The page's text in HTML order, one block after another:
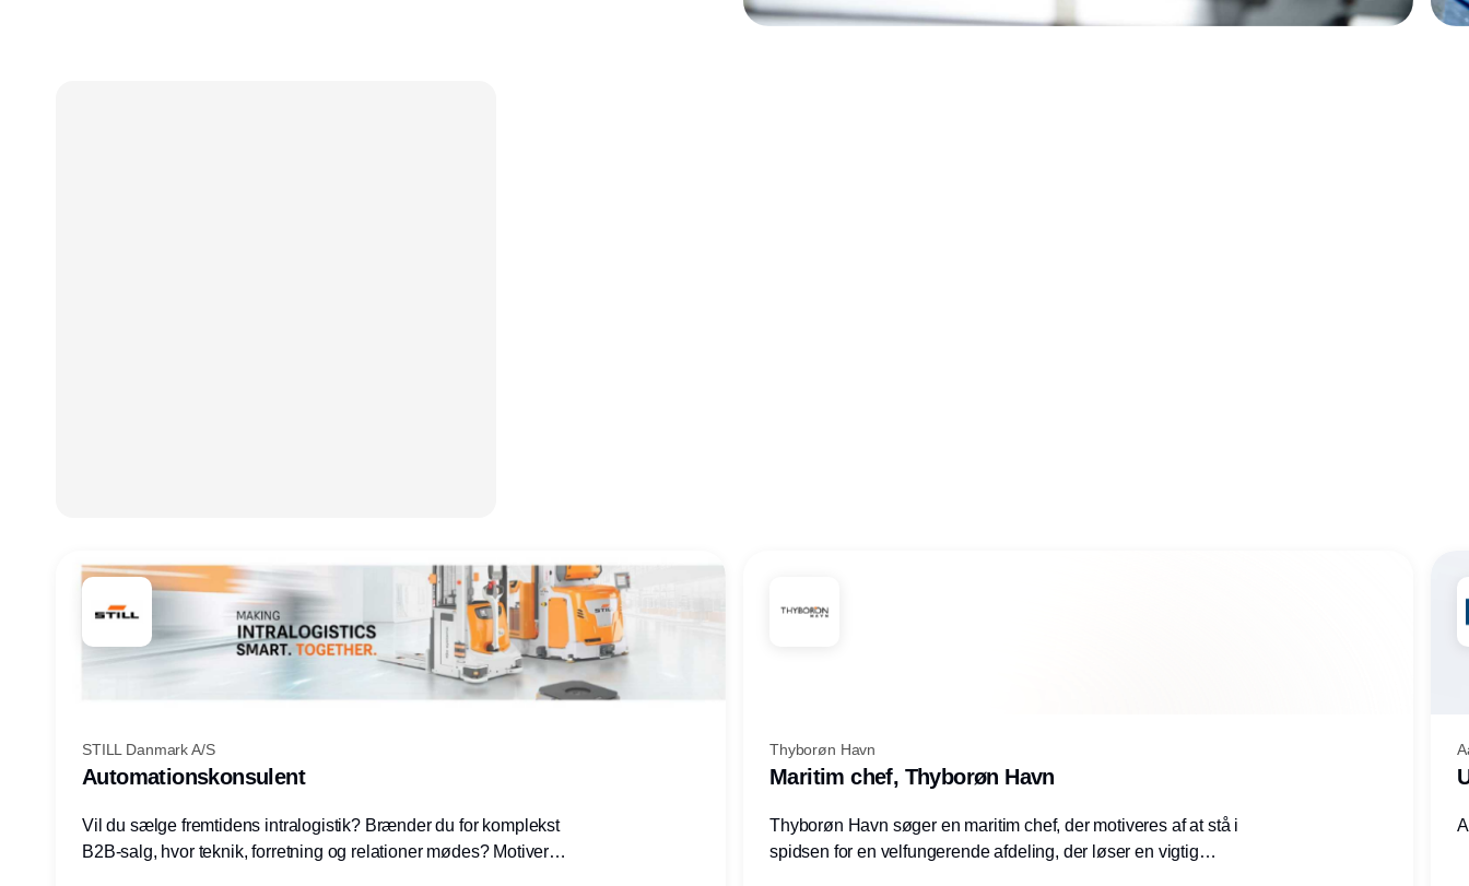
STILL Danmark A/S
Automationskonsulent
Vil du sælge fremtidens intralogistik? Brænder du for komplekst
B2B-salg, hvor teknik, forretning og relationer mødes? Motiveres
Thyborøn Havn
Maritim chef, Thyborøn Havn
Thyborøn Havn søger en maritim chef, der motiveres af at stå i
spidsen for en velfungerende afdeling, der løser en vigtig